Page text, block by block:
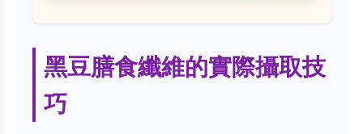
黑豆膳食纖維的實際攝取技
巧